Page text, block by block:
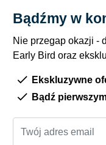
Bądźmy w
Nie przegap okazji -
Early Bird oraz
Ekskluzywne
Bądź